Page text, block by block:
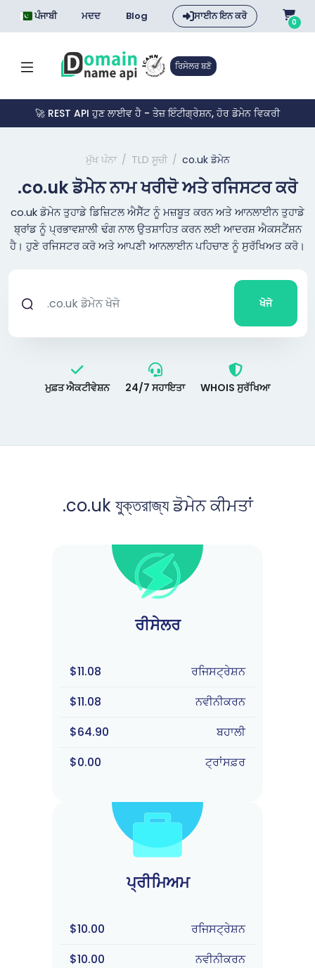
ਪੰਜਾਬੀ ਮਦਦ Blog ਸਾਈਨ ਇਨ ਕਰੋ 0
ਰਿਸੇਲਰ ਬਣੋ
🚀 REST API ਹੁਣ ਲਾਈਵ ਹੈ - ਤੇਜ਼ ਇੰਟੀਗ੍ਰੇਸ਼ਨ, ਹੋਰ ਡੋਮੇਨ ਵਿਕਰੀ
ਮੁੱਖ ਪੰਨਾ TLD ਸੂਚੀ co.uk ਡੋਮੇਨ
.co.uk ਡੋਮੇਨ ਨਾਮ ਖਰੀਦੋ ਅਤੇ ਰਜਿਸਟਰ ਕਰੋ
co.uk ਡੋਮੇਨ ਤੁਹਾਡੇ ਡਿਜ਼ਿਟਲ ਐਸੈੱਟ ਨੂੰ ਮਜ਼ਬੂਤ ਕਰਨ ਅਤੇ ਆਨਲਾਈਨ ਤੁਹਾਡੇ
ਬ੍ਰਾਂਡ ਨੂੰ ਪ੍ਰਭਾਵਸ਼ਾਲੀ ਢੰਗ ਨਾਲ ਉਤਸ਼ਾਹਿਤ ਕਰਨ ਲਈ ਆਦਰਸ਼ ਐਕਸਟੈਂਸ਼ਨ
ਹੈ। ਹੁਣੇ ਰਜਿਸਟਰ ਕਰੋ ਅਤੇ ਆਪਣੀ ਆਨਲਾਈਨ ਪਹਿਚਾਣ ਨੂੰ ਸੁਰੱਖਿਅਤ ਕਰੋ।
ਖੋਜੋ
ਮੁਫ਼ਤ ਐਕਟੀਵੇਸ਼ਨ 24/7 ਸਹਾਇਤਾ WHOIS ਸੁਰੱਖਿਆ
.co.uk যুক্তরাজ্য ਡੋਮੇਨ ਕੀਮਤਾਂ
ਰੀਸੇਲਰ
$11.08
ਰਜਿਸਟ੍ਰੇਸ਼ਨ
$11.08
ਨਵੀਨੀਕਰਨ
$64.90
ਬਹਾਲੀ
$0.00
ਟ੍ਰਾਂਸਫ਼ਰ
ਪ੍ਰੀਮਿਅਮ
$10.00
ਰਜਿਸਟ੍ਰੇਸ਼ਨ
$10.00
ਨਵੀਨੀਕਰਨ